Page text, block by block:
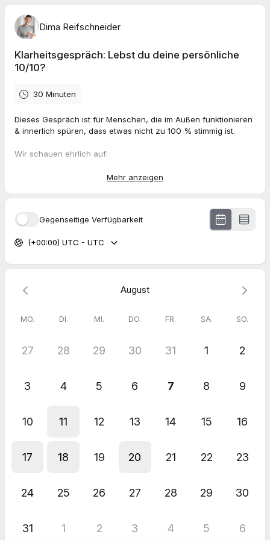
Dima Reifschneider
Klarheitsgespräch: Lebst du deine persönliche
10/10?
30 Minuten
Dieses Gespräch ist für Menschen, die im Außen funktionieren
& innerlich spüren, dass etwas nicht zu 100 % stimmig ist.
Wir schauen ehrlich auf:
– was dich trotz Erfolg zurückhält
Entscheidung.
Ob wir danach zusammenarbeiten, ergibt sich – oder eben
nicht.
Mehr anzeigen
Gegenseitige Verfügbarkeit
(+00:00) UTC - UTC
August
MO. DI. MI. DO. FR. SA. SO.
27 28 29 30 31 1 2
3 4 5 6 7 8 9
10 11 12 13 14 15 16
17 18 19 20 21 22 23
24 25 26 27 28 29 30
31 1 2 3 4 5 6